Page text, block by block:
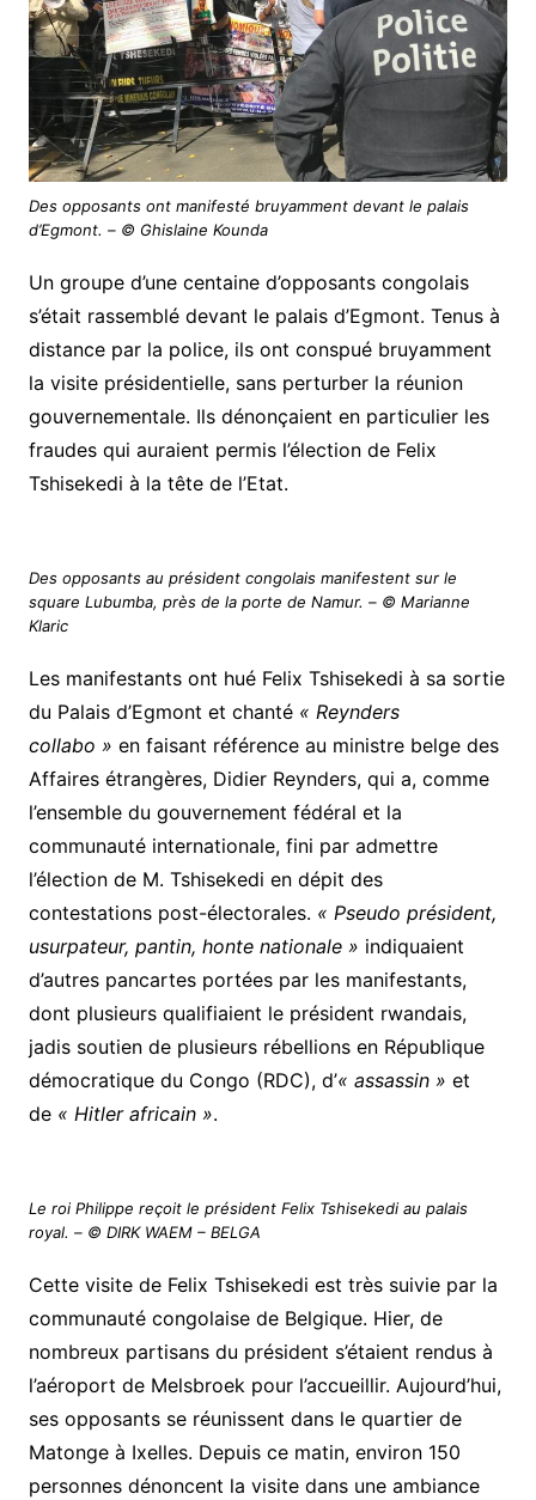
Des opposants ont manifesté bruyamment devant le palais
d’Egmont. – © Ghislaine Kounda
Un groupe d’une centaine d’opposants congolais
s’était rassemblé devant le palais d’Egmont. Tenus à
distance par la police, ils ont conspué bruyamment
la visite présidentielle, sans perturber la réunion
gouvernementale. Ils dénonçaient en particulier les
fraudes qui auraient permis l’élection de Felix
Tshisekedi à la tête de l’Etat.
Des opposants au président congolais manifestent sur le
square Lubumba, près de la porte de Namur. – © Marianne
Klaric
Les manifestants ont hué Felix Tshisekedi à sa sortie
du Palais d’Egmont et chanté « Reynders
collabo » en faisant référence au ministre belge des
Affaires étrangères, Didier Reynders, qui a, comme
l’ensemble du gouvernement fédéral et la
communauté internationale, fini par admettre
l’élection de M. Tshisekedi en dépit des
contestations post-électorales. « Pseudo président,
usurpateur, pantin, honte nationale » indiquaient
d’autres pancartes portées par les manifestants,
dont plusieurs qualifiaient le président rwandais,
jadis soutien de plusieurs rébellions en République
démocratique du Congo (RDC), d’« assassin » et
de « Hitler africain ».
Le roi Philippe reçoit le président Felix Tshisekedi au palais
royal. – © DIRK WAEM – BELGA
Cette visite de Felix Tshisekedi est très suivie par la
communauté congolaise de Belgique. Hier, de
nombreux partisans du président s’étaient rendus à
l’aéroport de Melsbroek pour l’accueillir. Aujourd’hui,
ses opposants se réunissent dans le quartier de
Matonge à Ixelles. Depuis ce matin, environ 150
personnes dénoncent la visite dans une ambiance